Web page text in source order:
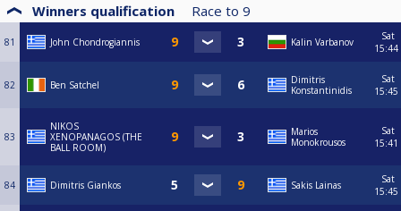
Winners qualification Race to 9
81 John Chondrogiannis Kalin Varbanov
Sat
15:44
82 Ben Satchel
Dimitris
Konstantinidis
Sat
15:45
83
NIKOS
XENOPANAGOS (THE
BALL ROOM)
Marios
Monokrousos
Sat
15:41
84 Dimitris Giankos Sakis Lainas
Sat
15:45